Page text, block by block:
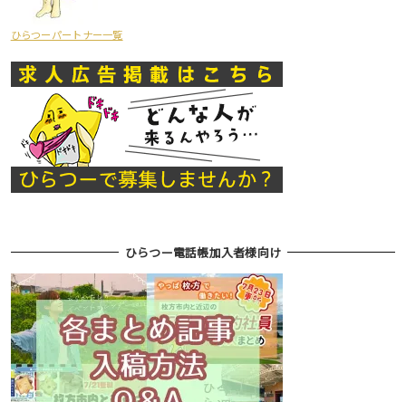
ひらつーパートナー一覧
ひらつー電話帳加入者様向け